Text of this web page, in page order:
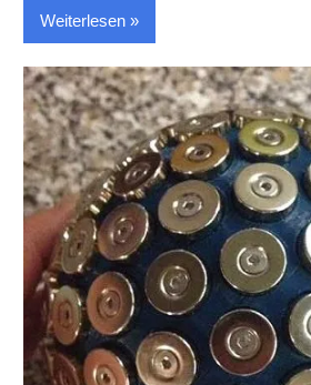
Weiterlesen